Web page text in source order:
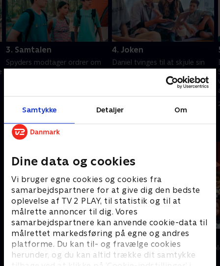
Samtykke Detaljer Om
Dine data og cookies
Vi bruger egne cookies og cookies fra
samarbejdspartnere for at give dig den bedste
oplevelse af TV 2 PLAY, til statistik og til at
målrette annoncer til dig. Vores
samarbejdspartnere kan anvende cookie-data til
målrettet markedsføring på egne og andres
platforme. Du kan til- og fravælge cookies
herunder, og du kan altid trække dit samtykke
3. Samtalen
Spyders modtager ordrer om
4. Joken
Daniel tvinges til at skjule sin
forsøger at imponere
Andre så også
Katrine undersøger - musik
Børne-underholdning • 1 sæsoner
Syng det!
Børne-